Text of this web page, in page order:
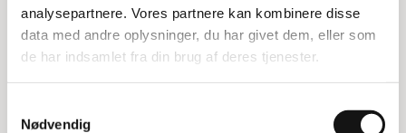
analysepartnere. Vores partnere kan kombinere disse
data med andre oplysninger, du har givet dem, eller som
de har indsamlet fra din brug af deres tjenester.
Nødvendig
Farve: Lysegrå (Ral 7035)